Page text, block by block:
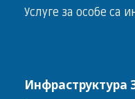
Услуге за особе са
Инфраструктура